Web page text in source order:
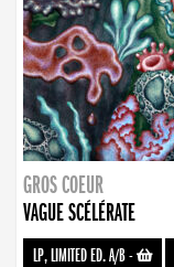
GROS COEUR
VAGUE SCÉLÉRATE
LP, LIMITED ED. A/B-